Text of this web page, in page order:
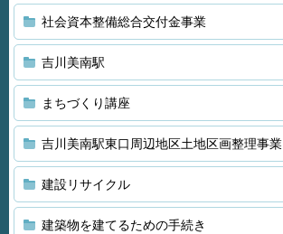
社会資本整備総合交付金事業
吉川美南駅
まちづくり講座
吉川美南駅東口周辺地区土地区画整理事業
建設リサイクル
建築物を建てるための手続き